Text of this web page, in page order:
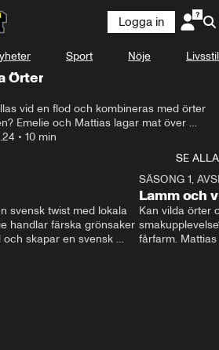
Logga in
Sport Nöje Livsstil
Örter
vid en flod och kombineras med örter
Emelie och Mattias lagar mat över
Idag blir det grillad lax med
Fantastiska smaker väntar!
• 10 min
SE ALLA
svensk twist med lokala
handlar färska grönsaker
skapar en svensk
SÄSONG 1,
Lamm och
Kan vilda örter
fårfarm.